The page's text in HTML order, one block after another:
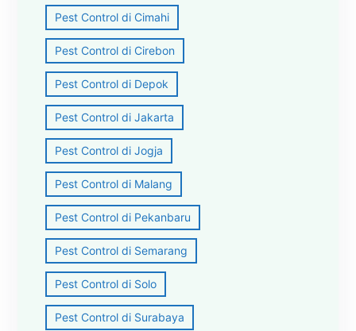
Pest Control di Cimahi
Pest Control di Cirebon
Pest Control di Depok
Pest Control di Jakarta
Pest Control di Jogja
Pest Control di Malang
Pest Control di Pekanbaru
Pest Control di Semarang
Pest Control di Solo
Pest Control di Surabaya